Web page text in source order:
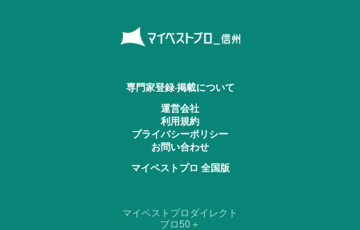
専門家登録·掲載について
運営会社
利用規約
プライバシーポリシー
お問い合わせ
マイベストプロ 全国版
マイベストプロダイレクト
プロ50＋